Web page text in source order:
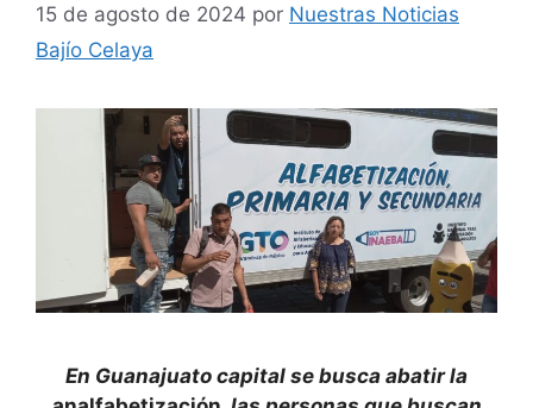
15 de agosto de 2024 por Nuestras Noticias
Bajío Celaya
En Guanajuato capital se busca abatir la